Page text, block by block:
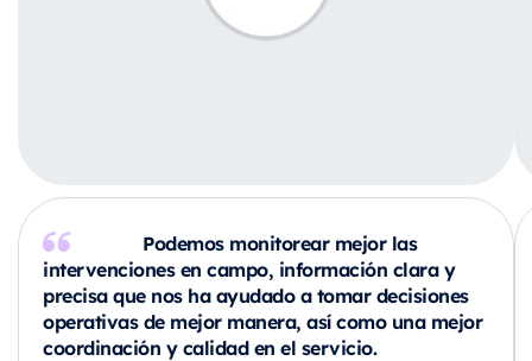
Podemos monitorear mejor las
intervenciones en campo, información clara y
precisa que nos ha ayudado a tomar decisiones
operativas de mejor manera, así como una mejor
coordinación y calidad en el servicio.